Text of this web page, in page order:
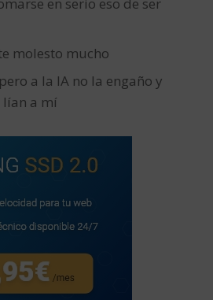
molesto mucho
a la IA no la engaño y
lían a mí